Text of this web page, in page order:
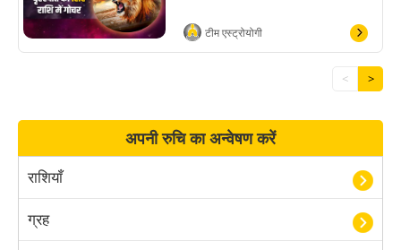
टीम एस्ट्रोयोगी
< >
अपनी रुचि का अन्वेषण करें
राशियाँ
ग्रह